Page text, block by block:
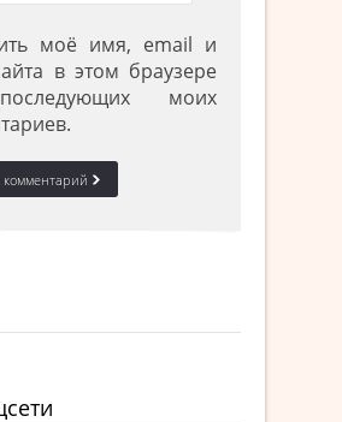
моё имя, email и
в этом браузере
моих